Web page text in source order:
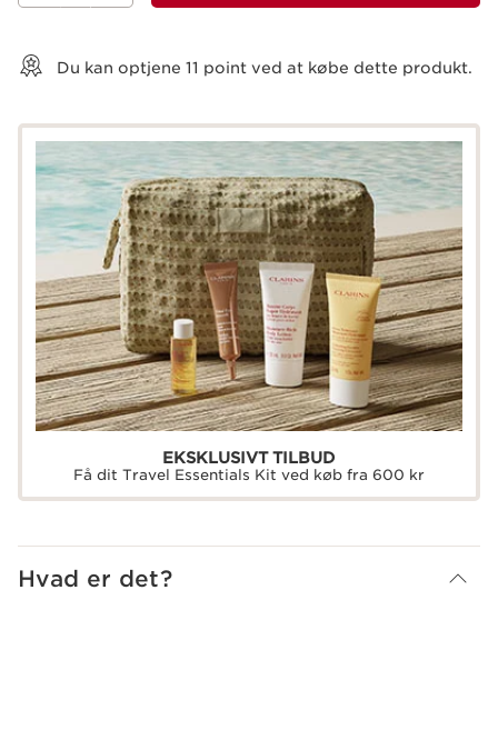
Du kan optjene 11 point ved at købe dette produkt.
EKSKLUSIVT TILBUD
Få dit Travel Essentials Kit ved køb fra 600 kr
Hvad er det?